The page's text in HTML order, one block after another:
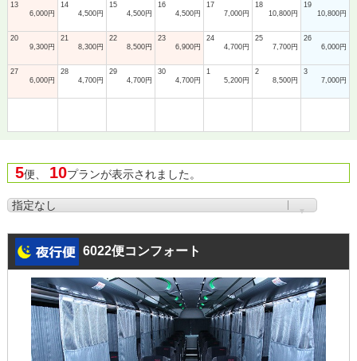
13
6,000円
14
4,500円
15
4,500円
16
4,500円
17
7,000円
18
10,800円
19
10,800円
20
9,300円
21
8,300円
22
8,500円
23
6,900円
24
4,700円
25
7,700円
26
6,000円
27
6,000円
28
4,700円
29
4,700円
30
4,700円
1
5,200円
2
8,500円
3
7,000円
5便、 10プランが表示されました。
6022便コンフォート